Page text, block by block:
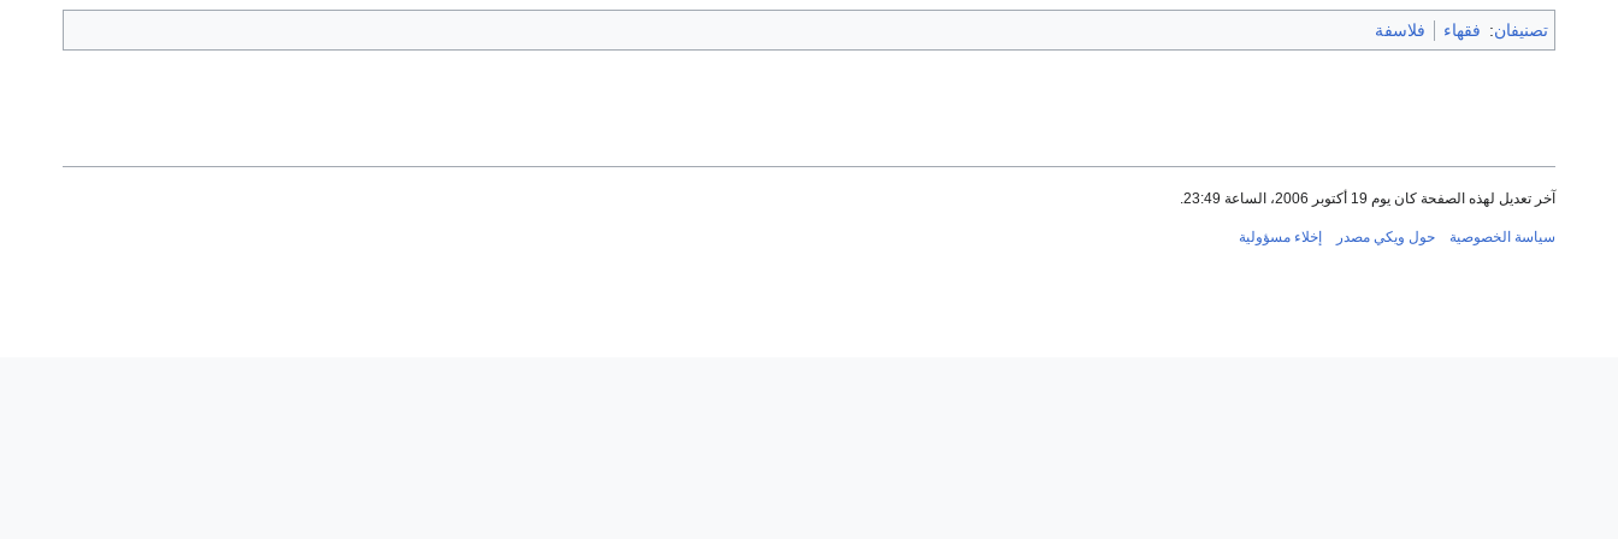
تصنيفان: فقهاء فلاسفة
آخر تعديل لهذه الصفحة كان يوم 19 أكتوبر 2006، الساعة 23:49.
سياسة الخصوصية حول ويكي مصدر إخلاء مسؤولية